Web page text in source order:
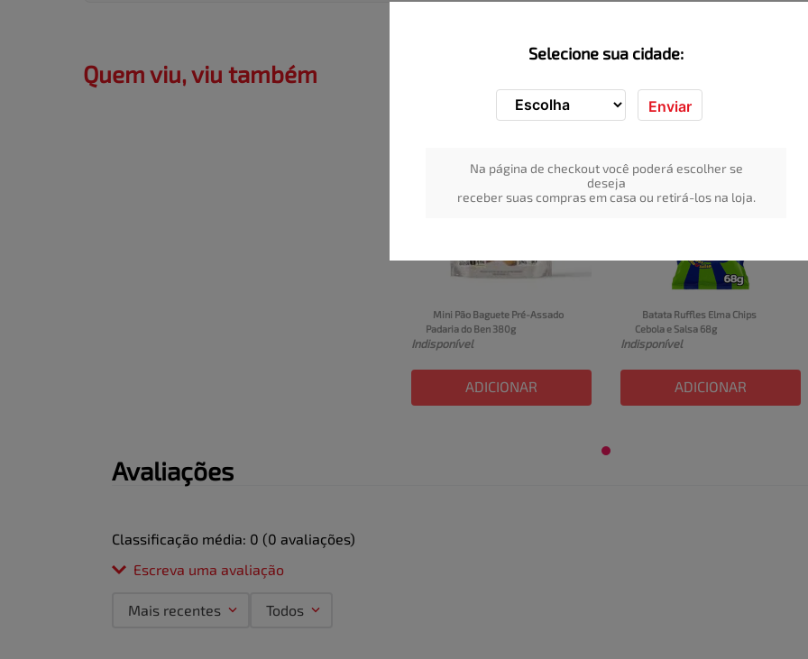
Selecione sua cidade:
Enviar
Na página de checkout você poderá escolher se
deseja
receber suas compras em casa ou retirá-los na loja.
Quem viu, viu também
Mini Pão Baguete Pré-Assado
Padaria do Ben 380g
Indisponível
ADICIONAR
Batata Ruffles Elma Chips
Cebola e Salsa 68g
Indisponível
ADICIONAR
Avaliações
Classificação média: 0 (0 avaliações)
Escreva uma avaliação
Mais recentes Todos